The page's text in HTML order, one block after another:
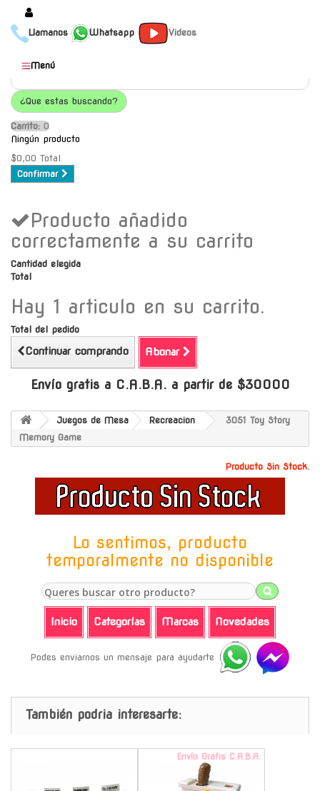
Llamanos Whatsapp Videos
Productos
Populares
Categorías
Marcas
Mayoristas
Contacto
Envío gratis a C.A.B.A. a
partir de $30000
Menú
¿Que estas buscando?
Carrito: O
Ningún producto
$0,00 Total
Confirmar
Producto añadido
correctamente a su carrito
Cantidad elegida
Total
Hay 1 articulo en su carrito.
Total del pedido
Continuar comprando Abonar
Envío gratis a C.A.B.A. a partir de $30000
Juegos de Mesa Recreacion
3051 Toy Story
Memory Game
Producto Sin Stock.
Lo sentimos, producto
temporalmente no disponible
Inicio Categorías Marcas Novedades
Podes enviarnos un mensaje para ayudarte
También podria interesarte:
Envío Gratis C.A.B.A.